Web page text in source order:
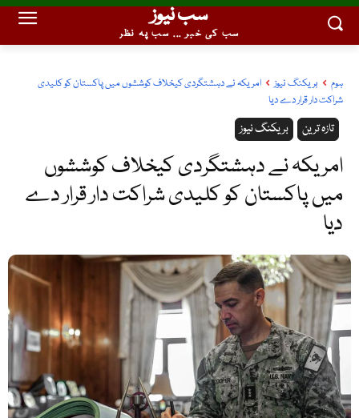
سب نیوز
سب کی خبر ... سب پہ نظر
ہوم بریکنگ نیوز
امریکہ نے دہشتگردی کیخلاف کوششوں میں پاکستان کو کلیدی
شراکت دار قرار دے دیا
بریکنگ نیوز تازہ ترین
امریکہ نے دہشتگردی کیخلاف کوششوں
میں پاکستان کو کلیدی شراکت دار قرار دے
دیا